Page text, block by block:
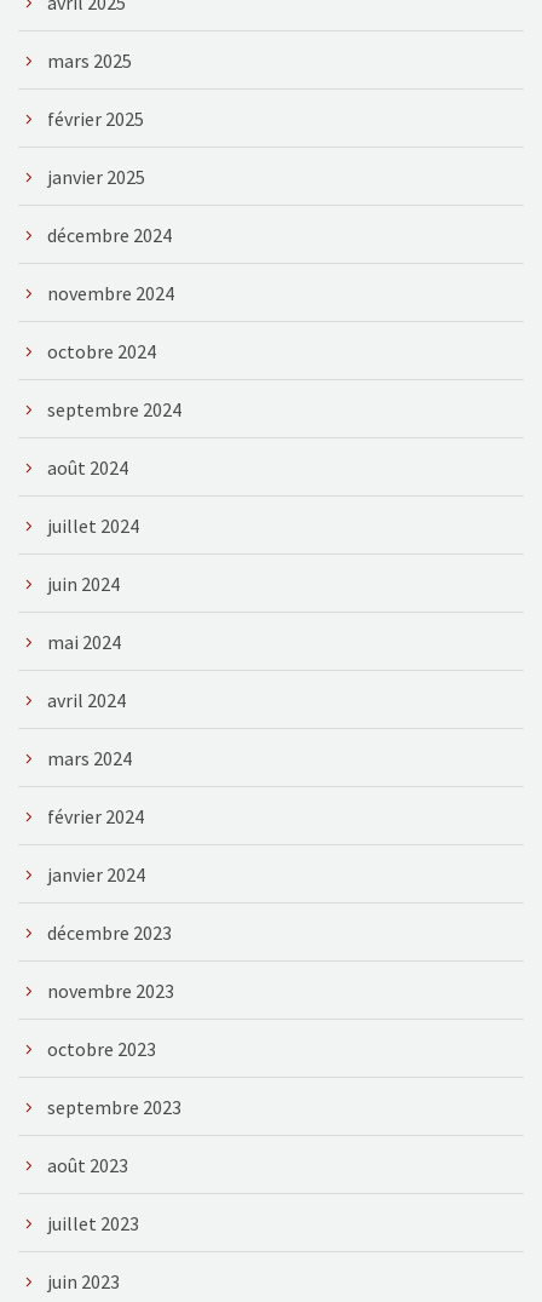
mars 2025
février 2025
janvier 2025
décembre 2024
novembre 2024
octobre 2024
septembre 2024
août 2024
juillet 2024
juin 2024
mai 2024
avril 2024
mars 2024
février 2024
janvier 2024
décembre 2023
novembre 2023
octobre 2023
septembre 2023
août 2023
juillet 2023
juin 2023